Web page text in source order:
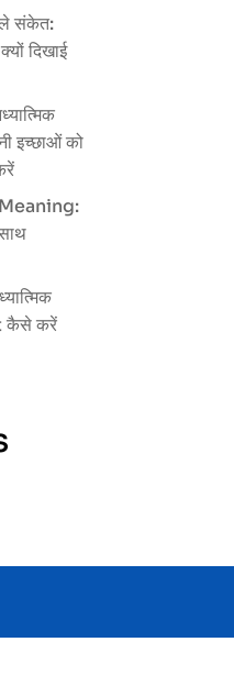
संकेत:
दिखाई
इच्छाओं को
कैसे करें